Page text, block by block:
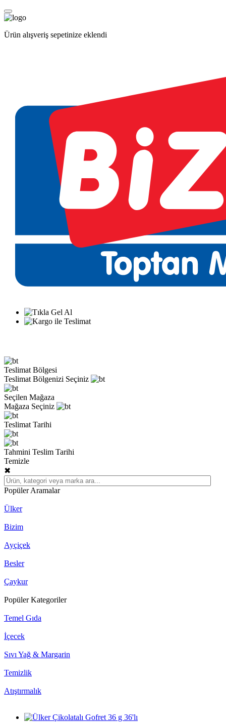
Ürün alışveriş sepetinize eklendi
Teslimat Bölgesi
Teslimat Bölgenizi Seçiniz
Seçilen Mağaza
Mağaza Seçiniz
Teslimat Tarihi
Tahmini Teslim Tarihi
Temizle
✖
Popüler Aramalar
Ülker
Bizim
Ayçiçek
Besler
Çaykur
Popüler Kategoriler
Temel Gıda
İçecek
Sıvı Yağ & Margarin
Temizlik
Atıştırmalık